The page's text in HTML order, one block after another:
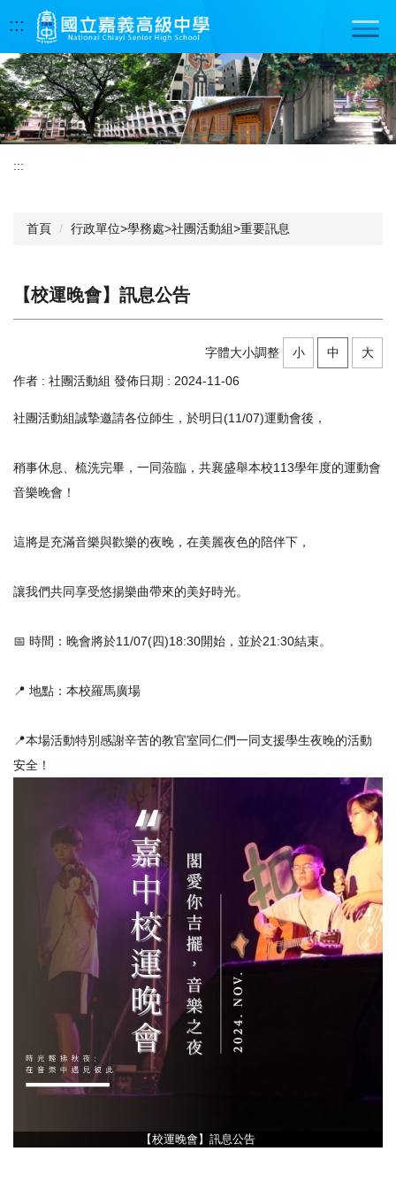
到
要
內
容
區
:::
:::
首頁 行政單位>學務處>社團活動組>重要訊息
【校運晚會】訊息公告
字體大小調整 小 中
大
作者 : 社團活動組 發佈日期 : 2024-11-06
社團活動組誠摯邀請各位師生，於明日(11/07)運動會後，
稍事休息、梳洗完畢，一同蒞臨，共襄盛舉本校113學年度的運動會
音樂晚會！
這將是充滿音樂與歡樂的夜晚，在美麗夜色的陪伴下，
讓我們共同享受悠揚樂曲帶來的美好時光。
📅 時間：晚會將於11/07(四)18:30開始，並於21:30結束。
📍 地點：本校羅馬廣場
📍本場活動特別感謝辛苦的教官室同仁們一同支援學生夜晚的活動
安全！
【校運晚會】訊息公告